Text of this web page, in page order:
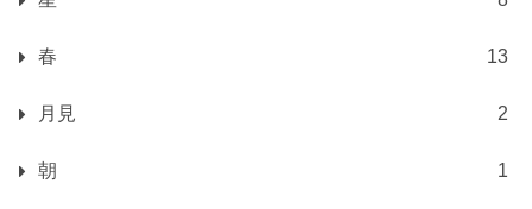
春 13
月見 2
朝 1